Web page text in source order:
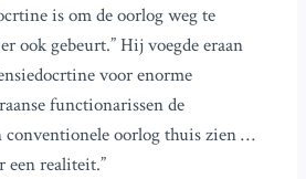
is om de oorlog weg te
ook gebeurt.” Hij voegde eraan
voor enorme
functionarissen de
conventionele oorlog thuis zien …
een realiteit.”